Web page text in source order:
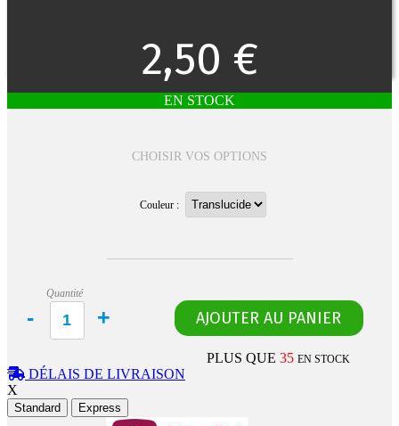
2,50 €
EN STOCK
CHOISIR VOS OPTIONS
Couleur :
Quantité
PLUS QUE35 EN STOCK
DÉLAIS DE LIVRAISON
X
Standard Express